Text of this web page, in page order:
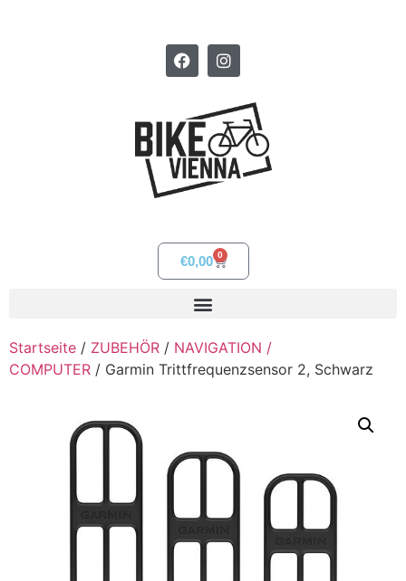
€0,00 0
Startseite / ZUBEHÖR / NAVIGATION /
COMPUTER / Garmin Trittfrequenzsensor 2, Schwarz